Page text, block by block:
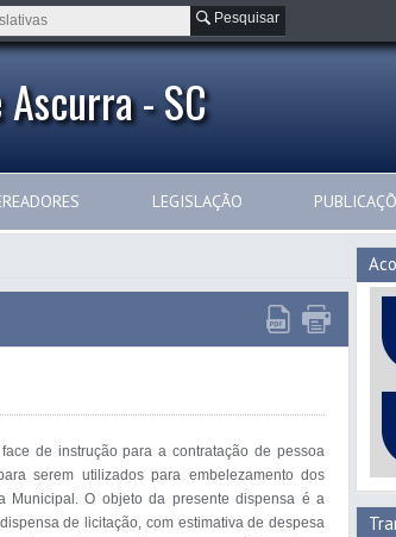
Pesquisar
- SC
LEGISLAÇÃO
de instrução para a contratação de pessoa
serem utilizados para embelezamento dos
Municipal. O objeto da presente dispensa é a
de licitação, com estimativa de despesa